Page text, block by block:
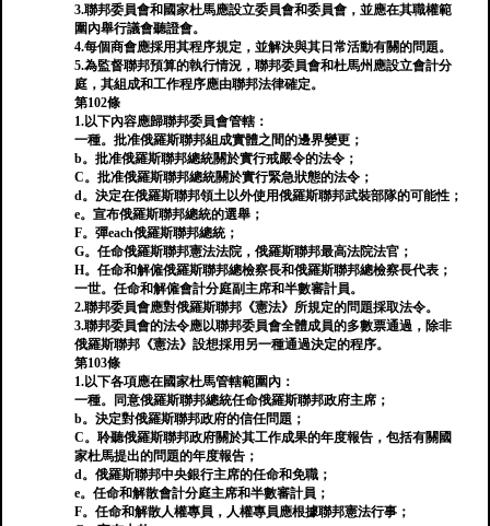
3.聯邦委員會和國家杜馬應設立委員會和委員會，並應在其職權範
圍內舉行議會聽證會。
4.每個商會應採用其程序規定，並解決與其日常活動有關的問題。
5.為監督聯邦預算的執行情況，聯邦委員會和杜馬州應設立會計分
庭，其組成和工作程序應由聯邦法律確定。
第102條
1.以下內容應歸聯邦委員會管轄：
一種。批准俄羅斯聯邦組成實體之間的邊界變更；
b。批准俄羅斯聯邦總統關於實行戒嚴令的法令；
C。批准俄羅斯聯邦總統關於實行緊急狀態的法令；
d。決定在俄羅斯聯邦領土以外使用俄羅斯聯邦武裝部隊的可能性；
e。宣布俄羅斯聯邦總統的選舉；
F。彈each俄羅斯聯邦總統；
G。任命俄羅斯聯邦憲法法院，俄羅斯聯邦最高法院法官；
H。任命和解僱俄羅斯聯邦總檢察長和俄羅斯聯邦總檢察長代表；
一世。任命和解僱會計分庭副主席和半數審計員。
2.聯邦委員會應對俄羅斯聯邦《憲法》所規定的問題採取法令。
3.聯邦委員會的法令應以聯邦委員會全體成員的多數票通過，除非
俄羅斯聯邦《憲法》設想採用另一種通過決定的程序。
第103條
1.以下各項應在國家杜馬管轄範圍內：
一種。同意俄羅斯聯邦總統任命俄羅斯聯邦政府主席；
b。決定對俄羅斯聯邦政府的信任問題；
C。聆聽俄羅斯聯邦政府關於其工作成果的年度報告，包括有關國
家杜馬提出的問題的年度報告；
d。俄羅斯聯邦中央銀行主席的任命和免職；
e。任命和解散會計分庭主席和半數審計員；
F。任命和解散人權專員，人權專員應根據聯邦憲法行事；